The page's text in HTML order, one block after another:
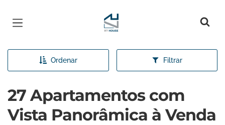
Página inicial
Ordenar Filtrar
27 Apartamentos com
Vista Panorâmica à Venda